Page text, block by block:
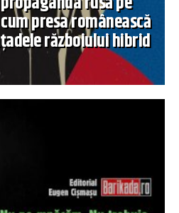
presa românească
războiului hibrid